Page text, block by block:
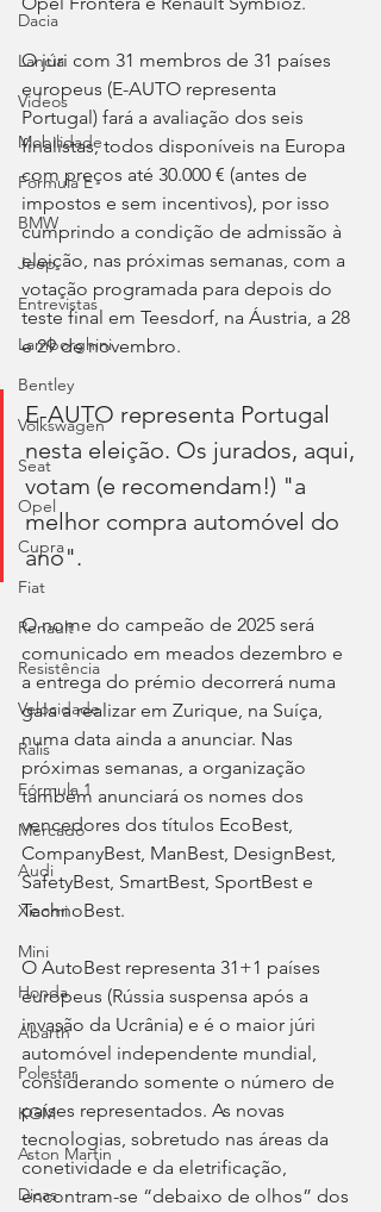
Dacia
Lancia
Videos
Mobilidade
Fórmula E
BMW
Jeep
Entrevistas
Lamborghini
Bentley
Volkswagen
Seat
Opel
Cupra
Fiat
Renault
Resistência
Velocidade
Ralis
Fórmula 1
Mercado
Audi
Xiaomi
Mini
Honda
Abarth
Polestar
KGM
Aston Martin
Dicas
O júri com 31 membros de 31 países
europeus (E-AUTO representa
Portugal) fará a avaliação dos seis
finalistas, todos disponíveis na Europa
com preços até 30.000 € (antes de
impostos e sem incentivos), por isso
cumprindo a condição de admissão à
eleição, nas próximas semanas, com a
votação programada para depois do
teste final em Teesdorf, na Áustria, a 28
e 29 de novembro.
E-AUTO representa Portugal
nesta eleição. Os jurados, aqui,
votam (e recomendam!) "a
melhor compra automóvel do
ano".
O nome do campeão de 2025 será
comunicado em meados dezembro e
a entrega do prémio decorrerá numa
gala a realizar em Zurique, na Suíça,
numa data ainda a anunciar. Nas
próximas semanas, a organização
também anunciará os nomes dos
vencedores dos títulos EcoBest,
CompanyBest, ManBest, DesignBest,
SafetyBest, SmartBest, SportBest e
TechnoBest.
O AutoBest representa 31+1 países
europeus (Rússia suspensa após a
invasão da Ucrânia) e é o maior júri
automóvel independente mundial,
considerando somente o número de
países representados. As novas
tecnologias, sobretudo nas áreas da
conetividade e da eletrificação,
encontram-se “debaixo de olhos” dos